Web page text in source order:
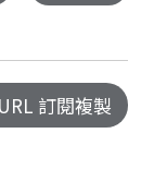
訂閱複製